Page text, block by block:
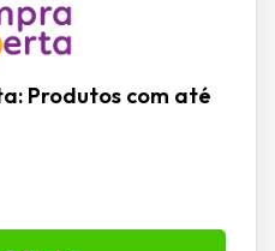
Produtos com até